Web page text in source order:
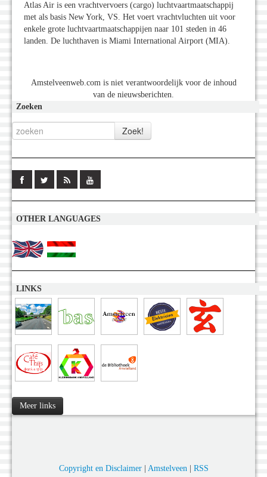
Atlas Air is een vrachtvervoers (cargo) luchtvaartmaatschappij
met als basis New York, VS. Het voert vrachtvluchten uit voor
enkele grote luchtvaartmaatschappijen naar 101 steden in 46
landen. De luchthaven is Miami International Airport (MIA).
Amstelveenweb.com is niet verantwoordelijk voor de inhoud
van de nieuwsberichten.
Zoeken
OTHER LANGUAGES
LINKS
Meer links
Copyright en Disclaimer| Amstelveen| RSS